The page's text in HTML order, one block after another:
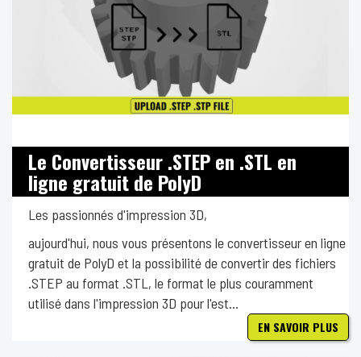
Le Convertisseur .STEP en .STL en
ligne gratuit de PolyD
Les passionnés d'impression 3D,
aujourd'hui, nous vous présentons le convertisseur en ligne
gratuit de PolyD et la possibilité de convertir des fichiers
.STEP au format .STL, le format le plus couramment
utilisé dans l'impression 3D pour l'est...
EN SAVOIR PLUS